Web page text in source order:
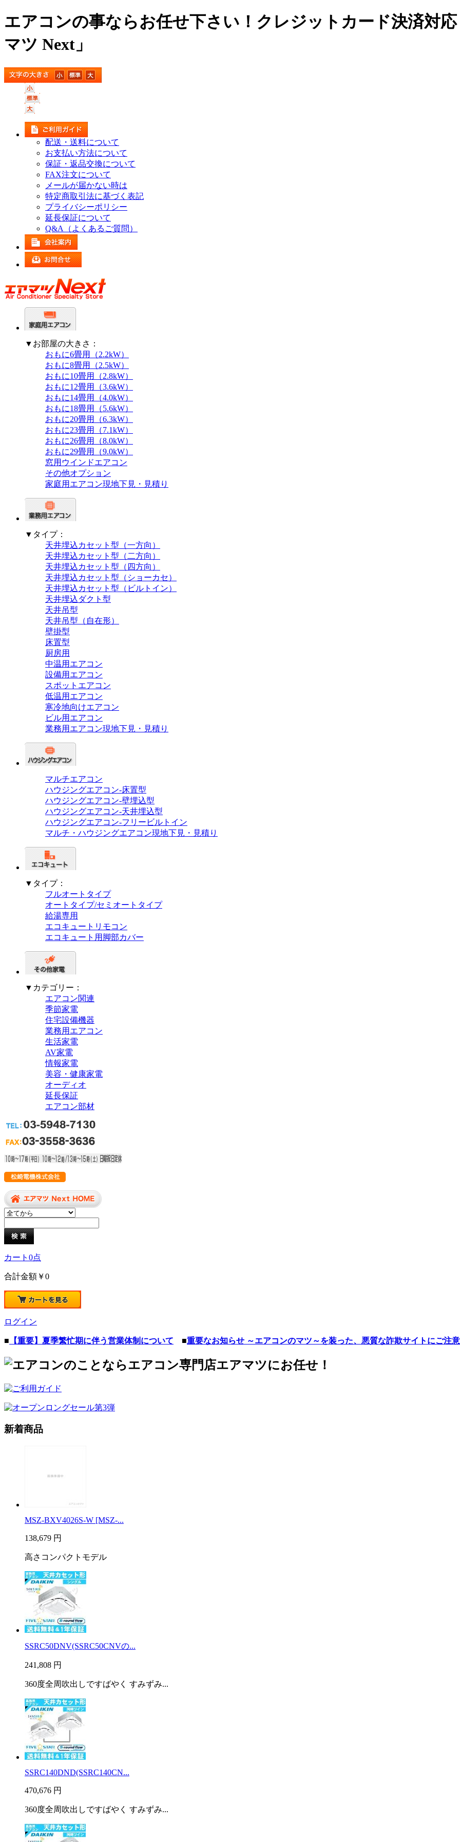
エアコンの事ならお任せ下さい！クレジットカード決済対
マツ Next」
配送・送料について
お支払い方法について
保証・返品交換について
FAX注文について
メールが届かない時は
特定商取引法に基づく表記
プライバシーポリシー
延長保証について
Q&A（よくあるご質問）
▼お部屋の大きさ：
おもに6畳用（2.2kW）
おもに8畳用（2.5kW）
おもに10畳用（2.8kW）
おもに12畳用（3.6kW）
おもに14畳用（4.0kW）
おもに18畳用（5.6kW）
おもに20畳用（6.3kW）
おもに23畳用（7.1kW）
おもに26畳用（8.0kW）
おもに29畳用（9.0kW）
窓用ウインドエアコン
その他オプション
家庭用エアコン現地下見・見積り
▼タイプ：
天井埋込カセット型（一方向）
天井埋込カセット型（二方向）
天井埋込カセット型（四方向）
天井埋込カセット型（ショーカセ）
天井埋込カセット型（ビルトイン）
天井埋込ダクト型
天井吊型
天井吊型（自在形）
壁掛型
床置型
厨房用
中温用エアコン
設備用エアコン
スポットエアコン
低温用エアコン
寒冷地向けエアコン
ビル用エアコン
業務用エアコン現地下見・見積り
マルチエアコン
ハウジングエアコン-床置型
ハウジングエアコン-壁埋込型
ハウジングエアコン-天井埋込型
ハウジングエアコン-フリービルトイン
マルチ・ハウジングエアコン現地下見・見積り
▼タイプ：
フルオートタイプ
オートタイプ/セミオートタイプ
給湯専用
エコキュートリモコン
エコキュート用脚部カバー
▼カテゴリー：
エアコン関連
季節家電
住宅設備機器
業務用エアコン
生活家電
AV家電
情報家電
美容・健康家電
オーディオ
延長保証
エアコン部材
カート 0点
合計金額 ￥0
ログイン
■ 【重要】夏季繁忙期に伴う営業体制について ■重要なお知らせ ～エアコンのマツ～を装った、悪質な詐欺サイトにご注意
新着商品
MSZ-BXV4026S-W [MSZ-...
138,679 円
高さコンパクトモデル
SSRC50DNV(SSRC50CNVの...
241,808 円
360度全周吹出しですばやく すみずみ...
SSRC140DND(SSRC140CN...
470,676 円
360度全周吹出しですばやく すみずみ...